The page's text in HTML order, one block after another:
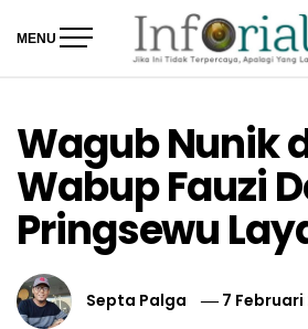
MENU
Wagub Nunik
Wabup Fauzi
Pringsewu
Septa Palga
7 Februari